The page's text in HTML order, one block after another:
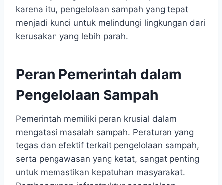
karena itu, pengelolaan sampah yang tepat
menjadi kunci untuk melindungi lingkungan dari
kerusakan yang lebih parah.
Peran Pemerintah dalam
Pengelolaan Sampah
Pemerintah memiliki peran krusial dalam
mengatasi masalah sampah. Peraturan yang
tegas dan efektif terkait pengelolaan sampah,
serta pengawasan yang ketat, sangat penting
untuk memastikan kepatuhan masyarakat.